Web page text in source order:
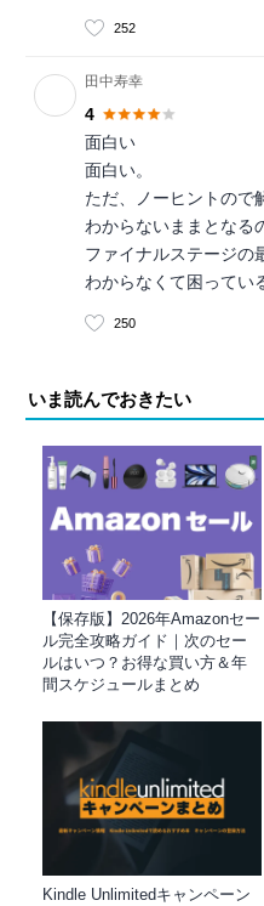
252
田中寿幸
4
面白い
面白い。
ただ、ノーヒントので
わからないままとなる
ファイナルステージの
わからなくて困ってい
250
いま読んでおきたい
【保存版】2026年Amazonセー
ル完全攻略ガイド｜次のセー
ルはいつ？お得な買い方＆年
間スケジュールまとめ
Kindle Unlimitedキャンペーン